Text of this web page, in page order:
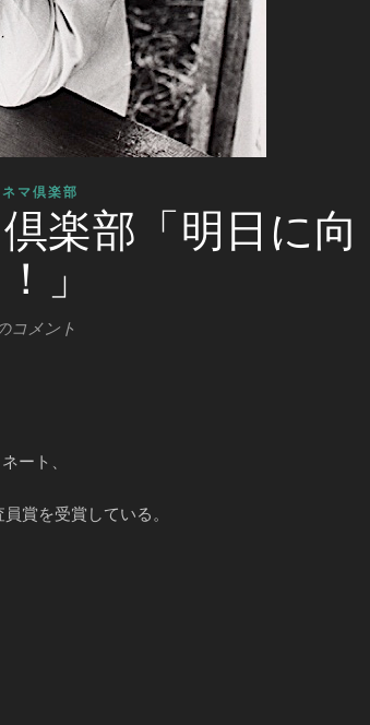
マ倶楽部
楽部「明日に向
」
コメント
ート、
賞を受賞している。